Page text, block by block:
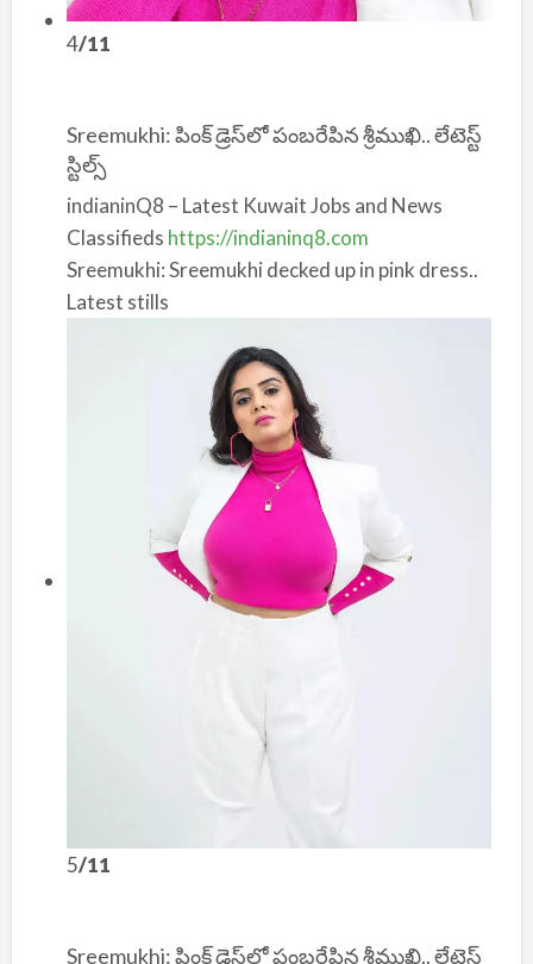
4/11
Sreemukhi: పింక్ డ్రెస్‌లో పంబరేపిన శ్రీముఖి.. లేటెస్ట్
స్టిల్స్
indianinQ8 – Latest Kuwait Jobs and News
Classifieds https://indianinq8.com
Sreemukhi: Sreemukhi decked up in pink dress..
Latest stills
5/11
Sreemukhi: పింక్ డ్రెస్‌లో పంబరేపిన శ్రీముఖి.. లేటెస్ట్